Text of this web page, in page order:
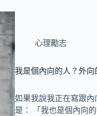
心理勵志
我是個內向的人？外向
如果我說我正在寫跟
是： 「我也是個內向